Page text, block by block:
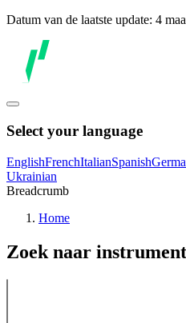
Datum van de laatste update: 4
Select your language
EnglishFrenchItalianSpanish
Ukrainian
Breadcrumb
Home
Zoek naar